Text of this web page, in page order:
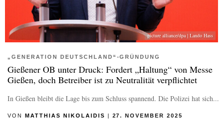
picture alliance/dpa | Lando Hass
„GENERATION DEUTSCHLAND“-GRÜNDUNG
Gießener OB unter Druck: Fordert „Haltung“ von Messe
Gießen, doch Betreiber ist zu Neutralität verpflichtet
In Gießen bleibt die Lage bis zum Schluss spannend. Die Polizei hat sich...
VON MATTHIAS NIKOLAIDIS | 27. NOVEMBER 2025